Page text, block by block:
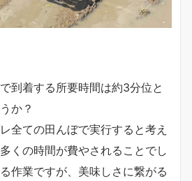
到着する所要時間は約3分位と
か？
全ての田んぼで実行すると考え
くの時間が費やされることでし
作業ですが、美味しさに繋がる